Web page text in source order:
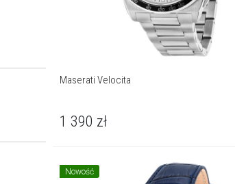
Maserati Velocita
1 390 zł
Nowość